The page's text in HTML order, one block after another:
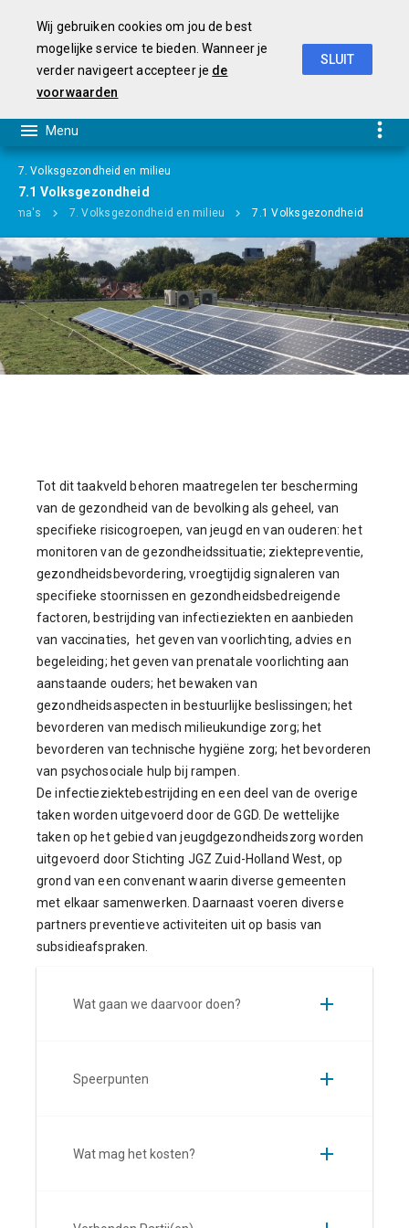
7. Volksgezondheid en milieu
7.1 Volksgezondheid
7. Volksgezondheid en milieu 7.1 Volksgezondheid
Tot dit taakveld behoren maatregelen ter bescherming
van de gezondheid van de bevolking als geheel, van
specifieke risicogroepen, van jeugd en van ouderen: het
monitoren van de gezondheidssituatie; ziektepreventie,
gezondheidsbevordering, vroegtijdig signaleren van
specifieke stoornissen en gezondheidsbedreigende
factoren, bestrijding van infectieziekten en aanbieden
van vaccinaties, het geven van voorlichting, advies en
begeleiding; het geven van prenatale voorlichting aan
aanstaande ouders; het bewaken van
gezondheidsaspecten in bestuurlijke beslissingen; het
bevorderen van medisch milieukundige zorg; het
bevorderen van technische hygiëne zorg; het bevorderen
van psychosociale hulp bij rampen.
De infectieziektebestrijding en een deel van de overige
taken worden uitgevoerd door de GGD. De wettelijke
taken op het gebied van jeugdgezondheidszorg worden
uitgevoerd door Stichting JGZ Zuid-Holland West, op
grond van een convenant waarin diverse gemeenten
met elkaar samenwerken. Daarnaast voeren diverse
partners preventieve activiteiten uit op basis van
subsidieafspraken.
Wat gaan we daarvoor doen?
Speerpunten
Wat mag het kosten?
Wij gebruiken cookies om jou de best
mogelijke service te bieden. Wanneer je
verder navigeert accepteer je de
voorwaarden
SLUIT